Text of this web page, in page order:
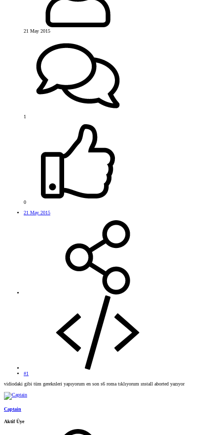
21 May 2015
1
0
21 May 2015
#1
vidiodaki gibi tüm gereknleri yapıyorum en son s6 roma tıklıyorum ınstall aborted yazıyor
Captain
Aktif Üye